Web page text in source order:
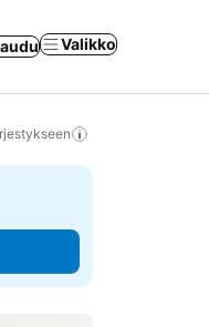
Valikko